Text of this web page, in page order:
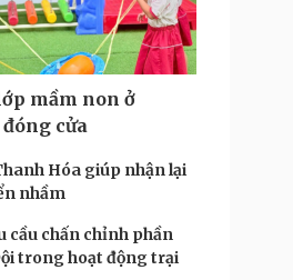
mầm non ở
đóng cửa
Hóa giúp nhận lại
nhầm
cầu chấn chỉnh phần
trong hoạt động trại